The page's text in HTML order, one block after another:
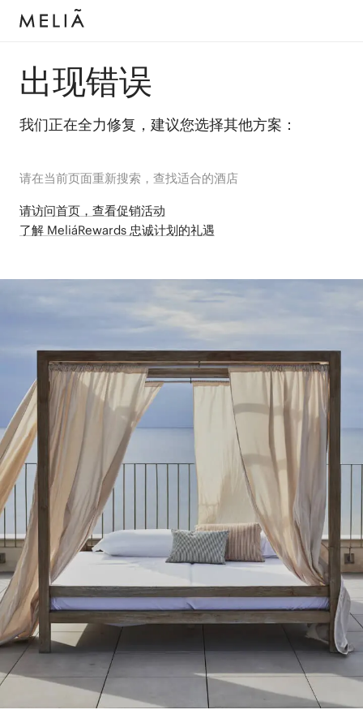
出现错误
我们正在全力修复，建议您选择其他方案：
请在当前页面重新搜索，查找适合的酒店
请访问首页，查看促销活动
了解 MeliáRewards 忠诚计划的礼遇